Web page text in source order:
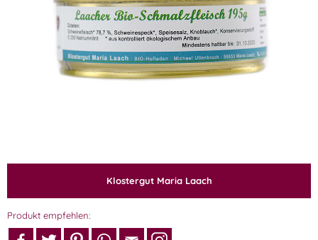
Klostergut Maria Laach
Produkt empfehlen: